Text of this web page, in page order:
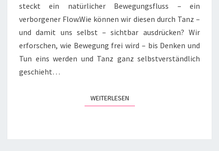
steckt ein natürlicher Bewegungsfluss – ein
verborgener Flow.Wie können wir diesen durch Tanz –
und damit uns selbst – sichtbar ausdrücken? Wir
erforschen, wie Bewegung frei wird – bis Denken und
Tun eins werden und Tanz ganz selbstverständlich
geschieht…
WEITERLESENWEITERLESEN